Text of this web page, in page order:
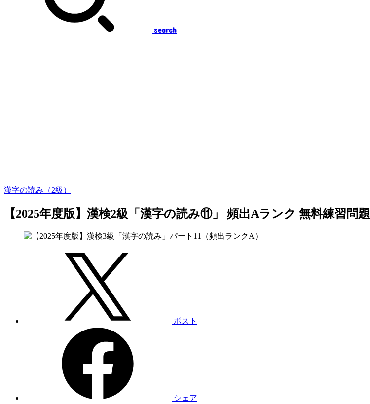
search
漢字の読み（2級）
【2025年度版】漢検2級「漢字の読み⑪」 頻出Aランク 無料練習問題
ポスト
シェア